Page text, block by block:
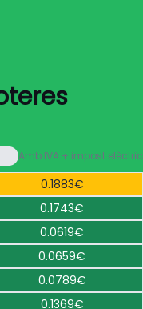
Amb IVA + impost elèctric
0.1883€
0.1743€
0.0619€
0.0659€
0.0789€
0.1369€